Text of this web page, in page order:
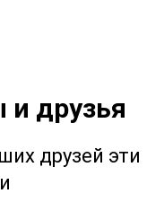
друзья
друзей эти